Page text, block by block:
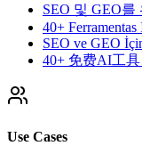
SEO 및 GEO
40+
SEO ve GEO
40+ 免费AI工
Use Cases